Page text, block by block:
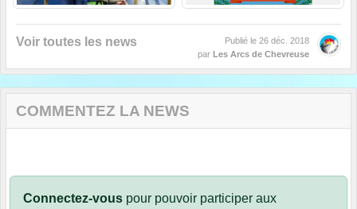
Voir toutes les news Publié le 26 déc. 2018
par Les Arcs de Chevreuse
COMMENTEZ LA NEWS
Connectez-vous pour pouvoir participer aux